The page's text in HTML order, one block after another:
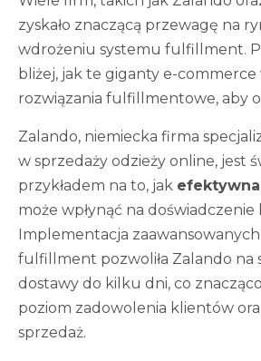
zyskało znaczącą przewagę na
wdrożeniu systemu fulfillment.
bliżej, jak te giganty e-commerce
rozwiązania fulfillmentowe, aby
Zalando, niemiecka firma
w sprzedaży odzieży online, jest
przykładem na to, jak
może wpłynąć na doświadczenie
Implementacja
fulfillment pozwoliła Zalando na
dostawy do kilku dni, co
poziom zadowolenia klientów
sprzedaż.